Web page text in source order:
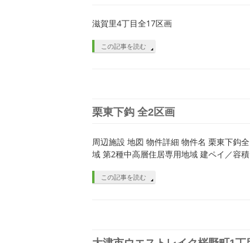
滋賀里4丁目全17区画
この記事を読む
栗東下鈎 全2区画
周辺施設 地図 物件詳細 物件名 栗東下鈎
域 第2種中高層住居専用地域 建ペイ／容
この記事を読む